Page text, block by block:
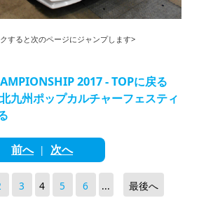
すると次のページにジャンプします>
2017 - TOPに戻る
九州ポップカルチャーフェスティ
前へ| 次へ
3 4 5 6 ... 最後へ